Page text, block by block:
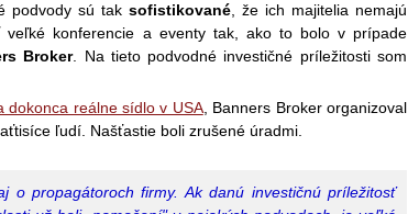
podvody sú tak sofistikované , že ich majitelia nemajú
veľké konferencie a eventy tak, ako to bolo v prípade
Broker. Na tieto podvodné investičné príležitosti som
dokonca reálne sídlo v USA, Banners Broker organizoval
ľudí. Našťastie boli zrušené úradmi.
o propagátoroch firmy. Ak danú investičnú príležitosť